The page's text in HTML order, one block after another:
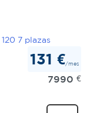
131 €/mes
7990 €